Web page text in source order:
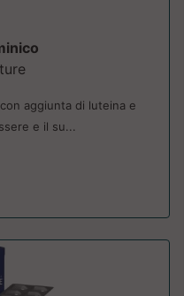
aggiunta di luteina e
e il su...